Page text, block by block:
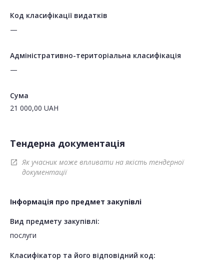
Код класифікації видатків
—
Адміністративно-територіальна класифікація
—
Сума
21 000,00 UAH
Тендерна документація
open_in_new
Як учасник може впливати на якість тендерної
документації
Інформація про предмет закупівлі
Вид предмету закупівлі:
послуги
Класифікатор та його відповідний код: